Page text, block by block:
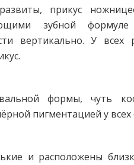
прикус
зубной
вертикально. У всех
формы, чуть
пигментацией у всех
и расположены